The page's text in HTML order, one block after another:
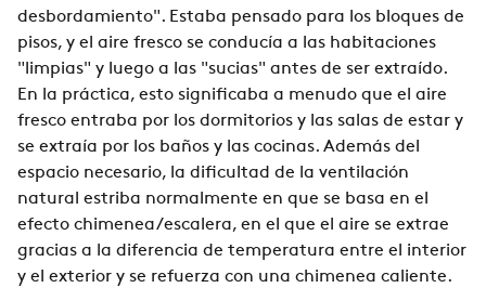
desbordamiento". Estaba pensado para los bloques de
pisos, y el aire fresco se conducía a las habitaciones
"limpias" y luego a las "sucias" antes de ser extraído.
En la práctica, esto significaba a menudo que el aire
fresco entraba por los dormitorios y las salas de estar y
se extraía por los baños y las cocinas. Además del
espacio necesario, la dificultad de la ventilación
natural estriba normalmente en que se basa en el
efecto chimenea/escalera, en el que el aire se extrae
gracias a la diferencia de temperatura entre el interior
y el exterior y se refuerza con una chimenea caliente.